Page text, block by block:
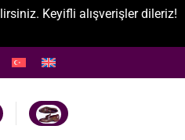
Keyifli alışverişler dileriz!